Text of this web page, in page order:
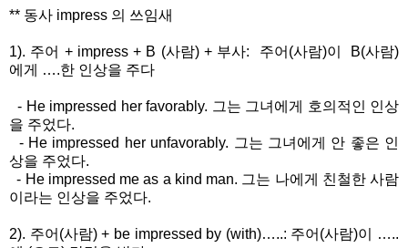
** 동사 impress 의 쓰임새
1). 주어 + impress + B (사람) + 부사: 주어 (사람)이 B(사람)
에게
….한 인상을 주다
- He impressed her favorably. 그는 그녀에게 호의적인 인상
을 주었다.
- He impressed her unfavorably. 그는 그녀에게 안 좋은 인
상을 주었다.
- He impressed me as a kind man. 그는 나에게 친철한 사람
이라는 인상을 주었다.
2). 주어 (사람) + be impressed by (with)…..: 주어 (사람)이
…..